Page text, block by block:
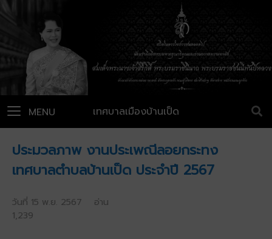
เทศบาลเมืองบ้านเป็ด
MENU
ประมวลภาพ งานประเพณีลอยกระทง
เทศบาลตำบลบ้านเป็ด ประจำปี 2567
วันที่ 15 พ.ย. 2567 อ่าน
1,239